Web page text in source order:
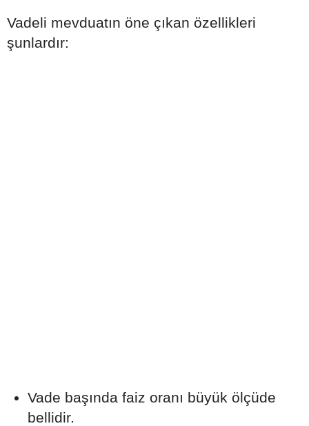
Vadeli mevduatın öne çıkan özellikleri
şunlardır:
Vade başında faiz oranı büyük ölçüde
bellidir.